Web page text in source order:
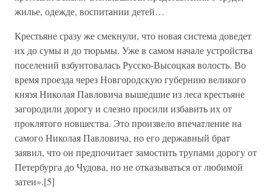
жилье, одежде, воспитании детей…
Крестьяне сразу же смекнули, что новая система доведет
их до сумы и до тюрьмы. Уже в самом начале устройства
поселений взбунтовалась Русско-Высоцкая волость. Во
время проезда через Новгородскую губернию великого
князя Николая Павловича вышедшие из леса крестьяне
загородили дорогу и слезно просили избавить их от
проклятого новшества. Это произвело впечатление на
самого Николая Павловича, но его державный брат
заявил, что он предпочитает замостить трупами дорогу от
Петербурга до Чудова, но не отказываться от любимой
затеи».[5]